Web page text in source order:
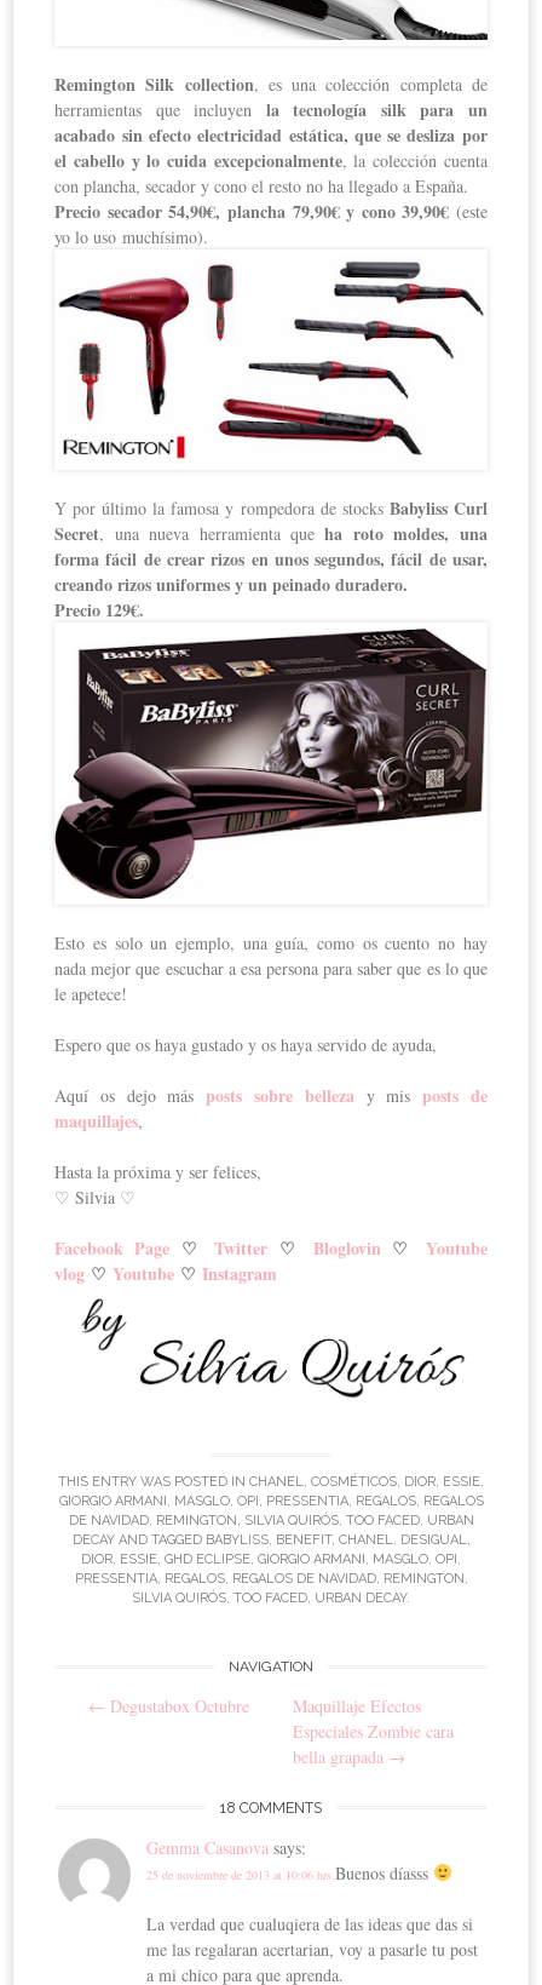
Remington Silk collection, es una colección completa de
herramientas que incluyen la tecnología silk para un
acabado sin efecto electricidad estática, que se desliza por
el cabello y lo cuida excepcionalmente, la colección cuenta
con plancha, secador y cono el resto no ha llegado a España.
Precio secador 54,90€, plancha 79,90€ y cono 39,90€ (este
yo lo usomuchísimo).
Y por último la famosa y rompedora de stocks Babyliss Curl
Secret, una nueva herramienta queha roto moldes, una
forma fácil de crear rizos en unos segundos, fácil de usar,
creando rizos uniformes y un peinado duradero.
Precio 129€.
Esto es solo un ejemplo, una guía, como os cuento no hay
nada mejor que escuchar a esa persona para saber que es lo que
le apetece!
Espero que os haya gustado y os haya servido de ayuda,
Aquí os dejo más posts sobre bellezay misposts de
maquillajes,
Hasta la próxima y ser felices,
♡ Silvia ♡
Facebook Page♡Twitter ♡ Bloglovin ♡ Youtube
vlog ♡Youtube ♡Instagram
THIS ENTRY WAS POSTED IN CHANEL, COSMÉTICOS, DIOR, ESSIE,
GIORGIO ARMANI , MASGLO, OPI , PRESSENTIA, REGALOS, REGALOS
DE NAVIDAD, REMINGTON , SILVIA QUIRÓS, TOO FACED, URBAN
DECAYAND TAGGED BABYLISS, BENEFIT, CHANEL, DESIGUAL,
DIOR, ESSIE, GHD ECLIPSE, GIORGIO ARMANI , MASGLO, OPI ,
PRESSENTIA, REGALOS, REGALOS DE NAVIDAD, REMINGTON ,
SILVIA QUIRÓS, TOO FACED, URBAN DECAY.
Post navigation
NAVIGATION
← Degustabox Octubre
Maquillaje Efectos
Especiales Zombie cara
bella grapada →
18 COMMENTS
Gemma Casanova says:
25 de noviembre de 2013 at 10:06 hrs.Buenos díasss
La verdad que cualuqiera de las ideas que das si
me las regalaran acertarian, voy a pasarle tu post
a mi chico para que aprenda.